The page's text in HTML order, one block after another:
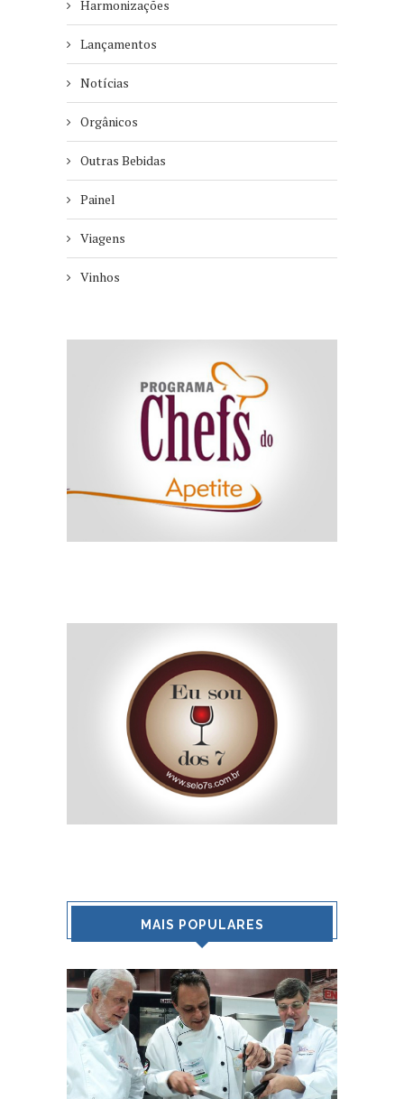
Harmonizações
Lançamentos
Notícias
Orgânicos
Outras Bebidas
Painel
Viagens
Vinhos
MAIS POPULARES